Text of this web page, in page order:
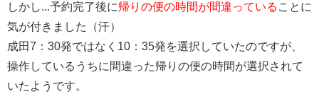
しかし...予約完了後に帰りの便の時間が間違っている ことに
気が付きました（汗）
成田7：30発ではなく10：35発を選択していたのですが、
操作しているうちに間違った帰りの便の時間が選択されて
いたようです。